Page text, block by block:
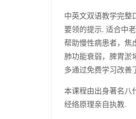
中英文双语教学完整
要领的提示. 适合中
帮助慢性病患者，焦
肺功能衰弱，脾胃淤
多通过免费学习改善
本课程由出身著名八
经络原理亲自执教.